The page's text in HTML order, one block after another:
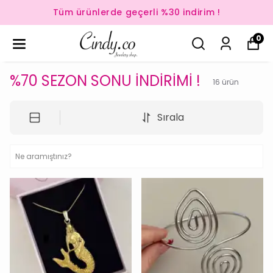
Tüm ürünlerde geçerli %30 indirim !
0
%70 SEZON SONU İNDİRİMİ ! 16 ürün
Sırala